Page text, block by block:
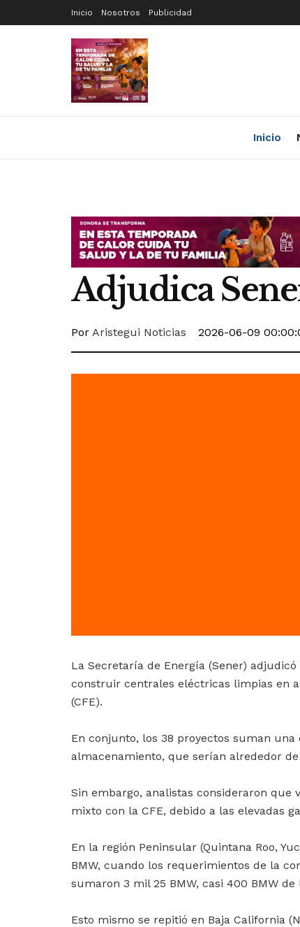
Inicio Nosotros Publicidad
Inicio
Adjudica
Por Aristegui Noticias 2026-06-09
La Secretaría de Energía (Sener)
construir centrales eléctricas limpias en
(CFE).
En conjunto, los 38 proyectos suman
almacenamiento, que serían alrededor de
Sin embargo, analistas consideraron
mixto con la CFE, debido a las elevadas
En la región Peninsular (Quintana Roo,
BMW, cuando los requerimientos de la
sumaron 3 mil 25 BMW, casi 400 BMW
Esto mismo se repitió en Baja California